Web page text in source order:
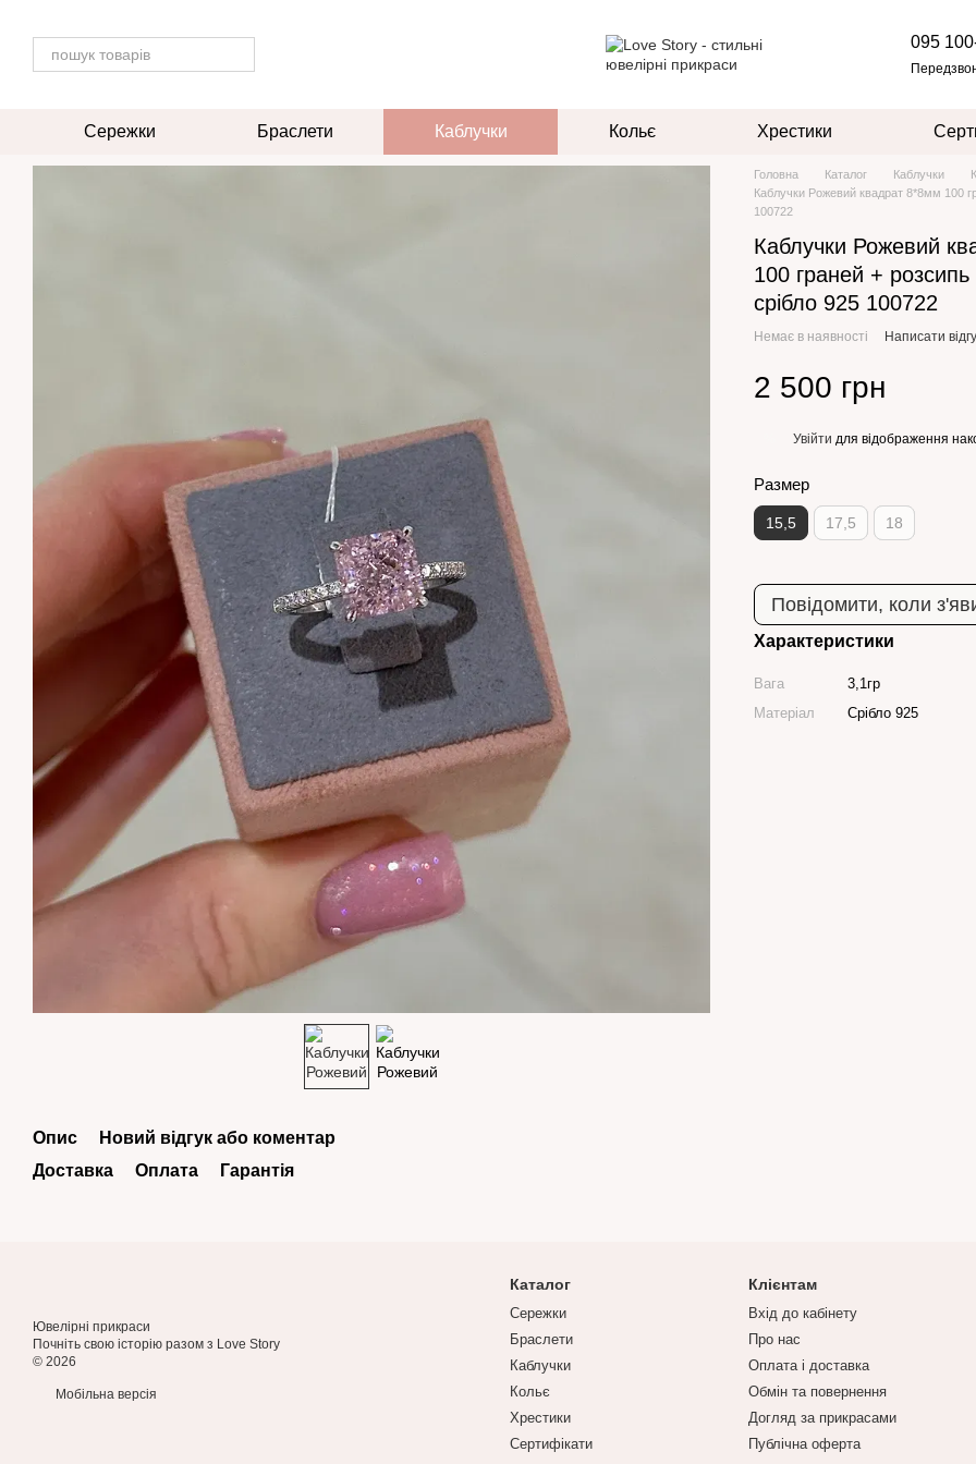
095
Сережки Браслети Каблучки Кольє Хрестики
Опис
Новий відгук або коментар
Доставка
Оплата Гарантія
Головна Каталог Каблучки
Каблучки Рожевий квадрат 8*8мм 100
100722
Каблучки Рожевий
100 граней + розсипь
срібло 925 100722
Немає в наявності Написати
2 500 грн
Увійти для відображення
Размер
15,5 17,5 18
Повідомити, коли
Характеристики
Вага
3,1гр
Матеріал
Срібло 925
Ювелірні прикраси
Почніть свою історію разом з Love Story
© 2026
Мобільна версія
Каталог
Сережки
Браслети
Каблучки
Кольє
Хрестики
Сертифікати
Клієнтам
Вхід до кабінету
Про нас
Оплата і доставка
Обмін та повернення
Догляд за прикрасами
Публічна оферта